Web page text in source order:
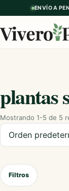
ENVÍO A
plantas
Mostrando 1-5 de 5
Ordenar productos
Filtros